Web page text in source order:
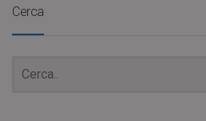
Cerca